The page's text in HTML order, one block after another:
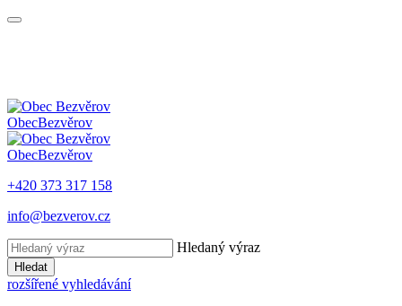
ObecBezvěrov
ObecBezvěrov
+420 373 317 158
info@bezverov.cz
Hledaný výraz
Hledat
rozšířené vyhledávání